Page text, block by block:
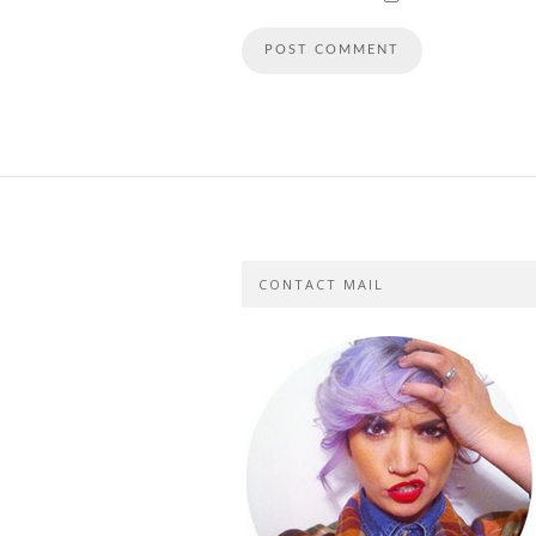
CONTACT MAIL